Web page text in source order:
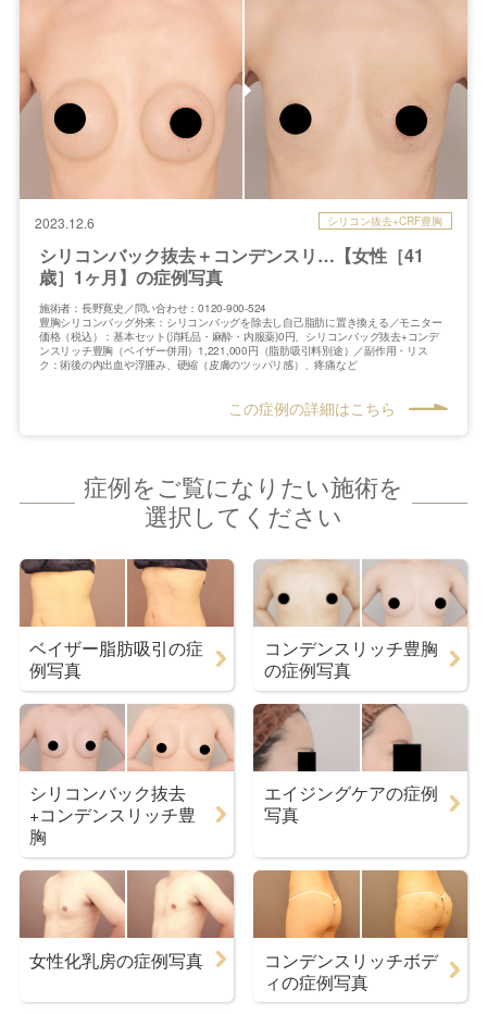
2023.12.6 シリコン抜去+CRF豊胸
シリコンバック抜去＋コンデンスリ…【女性［41
歳］1ヶ月】の症例写真
施術者：長野寛史／問い合わせ：0120-900-524
豊胸シリコンバッグ外来：シリコンバッグを除去し自己脂肪に置き換える／モニター
価格（税込）：基本セット(消耗品・麻酔・内服薬)0円、シリコンバッグ抜去+コンデ
ンスリッチ豊胸（ベイザー併用）1,221,000円（脂肪吸引料別途）／副作用・リス
ク：術後の内出血や浮腫み、硬縮（皮膚のツッパリ感）、疼痛など
この症例の詳細はこちら
症例をご覧になりたい施術を
選択してください
ベイザー脂肪吸引の症
例写真
コンデンスリッチ豊胸
の症例写真
シリコンバック抜去
+コンデンスリッチ豊
胸
エイジングケアの症例
写真
女性化乳房の症例写真
コンデンスリッチボデ
ィの症例写真